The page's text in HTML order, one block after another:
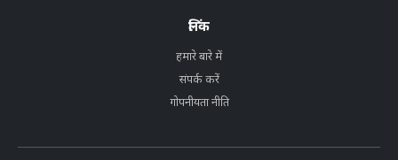
लिंक
हमारे बारे में
संपर्क करें
गोपनीयता नीति